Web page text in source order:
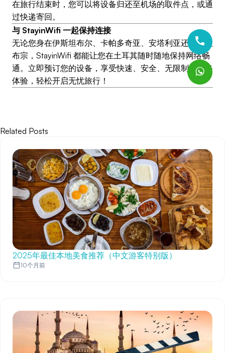
在旅行结束时，您可以将设备归还至机场的取件点，或通
过快递寄回。
与 StayinWifi 一起保持连接
无论您身在伊斯坦布尔、卡帕多奇亚、安塔利亚还是特拉
布宗，StayinWifi 都能让您在土耳其随时随地保持网络畅
通。立即预订您的设备，享受快速、安全、无限制的网络
体验，轻松开启无忧旅行！
Related Posts
2025年最佳本地美食推荐（中文游客特别版）
10个月前